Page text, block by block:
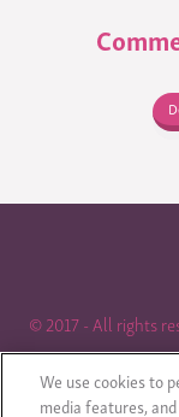
© 2017 - All rights
Cookie
We use cookies to
media features,